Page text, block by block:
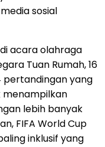
sosial
acara olahraga
Tuan Rumah, 16
pertandingan yang
menampilkan
lebih banyak
FIFA World Cup
inklusif yang